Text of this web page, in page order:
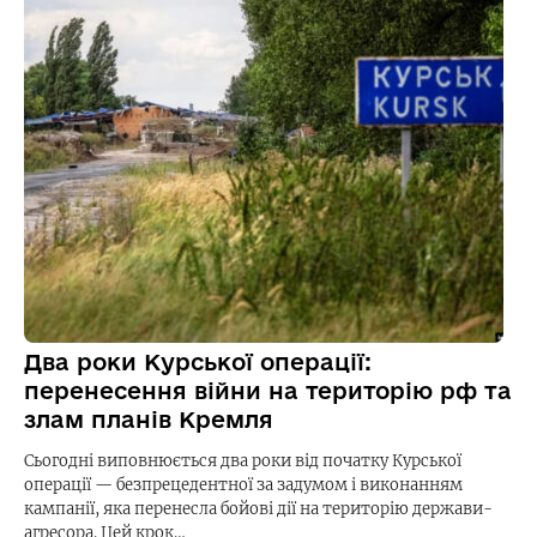
Два роки Курської операції:
перенесення війни на територію рф та
злам планів Кремля
Сьогодні виповнюється два роки від початку Курської
операції — безпрецедентної за задумом і виконанням
кампанії, яка перенесла бойові дії на територію держави-
агресора. Цей крок…